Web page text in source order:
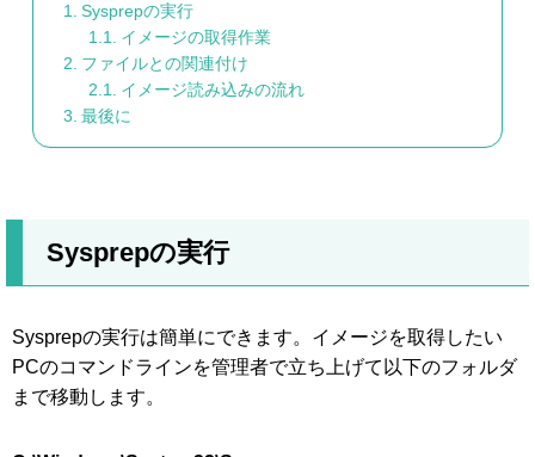
Sysprepの実行
イメージの取得作業
ファイルとの関連付け
イメージ読み込みの流れ
最後に
Sysprepの実行
Sysprepの実行は簡単にできます。イメージを取得したい
PCのコマンドラインを管理者で立ち上げて以下のフォルダ
まで移動します。